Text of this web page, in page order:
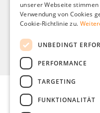
© 2026 Weidinger
unserer Webseite stimmen
Verwendung von Cookies
Cookie-Richtlinie zu.
UNBEDINGT
PERFORMANCE
TARGETING
FUNKTIONALITÄT